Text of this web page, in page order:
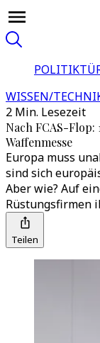
POLITIK
WISSEN/
2 Min. Lesezeit
Nach FCAS-
Waffenmesse
Europa muss
sind sich
Aber wie? Auf
Rüstungsfirmen
Teilen